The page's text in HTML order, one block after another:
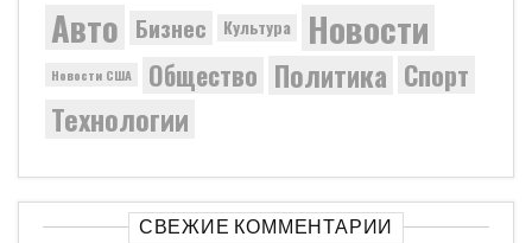
Авто Бизнес Культура Новости
Новости США Общество Политика Спорт
Технологии
СВЕЖИЕ КОММЕНТАРИИ